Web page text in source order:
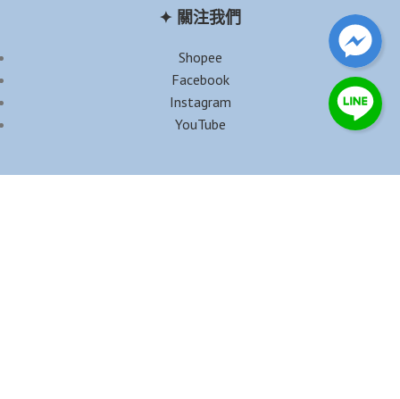
✦ 關注我們
Shopee
Facebook
Instagram
YouTube